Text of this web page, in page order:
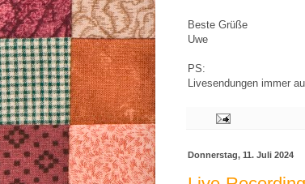
Beste Grüße
Uwe
PS:
Livesendungen immer
Donnerstag, 11. Juli 2024